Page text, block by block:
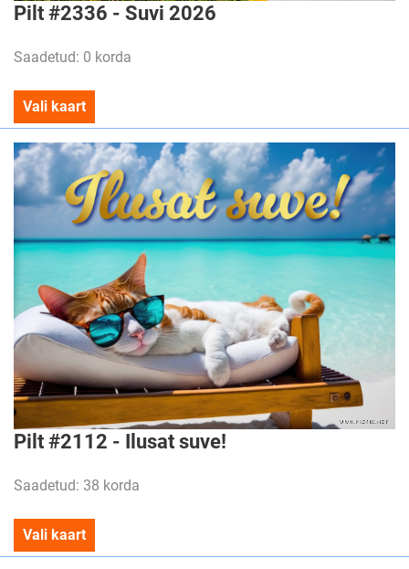
Pilt #2336 - Suvi 2026
Saadetud: 0 korda
Vali kaart
Pilt #2112 - Ilusat suve!
Saadetud: 38 korda
Vali kaart